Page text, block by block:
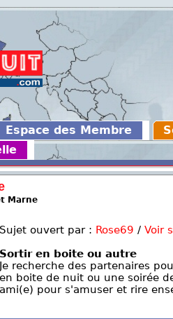
Espace des Membre
Marne
Sujet ouvert par : Rose69 / Voir
Sortir en boite ou autre
Je recherche des partenaires
en boite de nuit ou une soirée
ami(e) pour s'amuser et rire